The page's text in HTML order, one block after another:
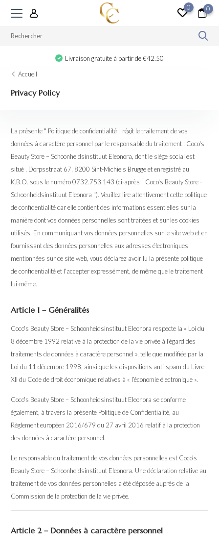
0 0
Cadeau à partir de €100
Accueil
Privacy Policy
La présente " Politique de confidentialité " régit le traitement de vos
données à caractère personnel par le responsable du traitement : Coco's
Beauty Store – Schoonheidsinstituut Eleonora, dont le siège social est
situé , Dorpsstraat 67, 8200 Sint-Michiels Brugge et enregistré au
K.B.O. sous le numéro 0732.753.143 (ci-après " Coco's Beauty Store -
Schoonheidsinstituut Eleonora "). Veuillez lire attentivement cette politique
de confidentialité car elle contient des informations essentielles sur la
manière dont vos données personnelles sont traitées et sur les cookies
utilisés. En communiquant vos données personnelles sur le site web et en
fournissant des données personnelles aux adresses électroniques
mentionnées sur ce site web, vous déclarez avoir lu la présente politique
de confidentialité et l'accepter expressément, de même que le traitement
lui-même.
Article 1 – Généralités
Coco's Beauty Store – Schoonheidsinstituut Eleonora respecte la « Loi du
8 décembre 1992 relative à la protection de la vie privée à l'égard des
traitements de données à caractère personnel », telle que modifiée par la
Loi du 11 décembre 1998, ainsi que les dispositions anti-spam du Livre
XII du Code de droit économique relatives à « l’économie électronique ».
Coco's Beauty Store – Schoonheidsinstituut Eleonora se conforme
également, à travers la présente Politique de Confidentialité, au
Règlement européen 2016/679 du 27 avril 2016 relatif à la protection
des données à caractère personnel.
Le responsable du traitement de vos données personnelles est Coco's
Beauty Store – Schoonheidsinstituut Eleonora. Une déclaration relative au
traitement de vos données personnelles a été déposée auprès de la
Commission de la protection de la vie privée.
Article 2 – Données à caractère personnel